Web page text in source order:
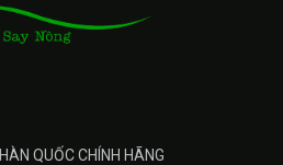
QUỐC CHÍNH HÃNG